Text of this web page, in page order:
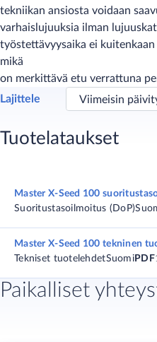
tekniikan ansiosta voidaan
varhaislujuuksia ilman
työstettävyysaika ei
mikä
on merkittävä etu verrattuna
Lajittele
Tuotelataukset
Master X-Seed 100
Suoritustasoilmoitus (DoP)
Master X-Seed 100 tekninen
Tekniset tuotelehdetSuomi PDF
Paikalliset